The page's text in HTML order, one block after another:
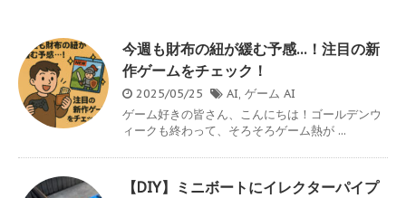
今週も財布の紐が緩む予感…！注目の新
作ゲームをチェック！
2025/05/25 AI, ゲーム AI
ゲーム好きの皆さん、こんにちは！ゴールデンウ
ィークも終わって、そろそろゲーム熱が ...
【DIY】ミニボートにイレクターパイプ